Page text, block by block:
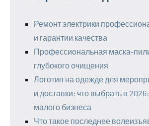
Ремонт электрики
и гарантии качества
Профессиональная маска-
глубокого очищения
Логотип на одежде для
и доставки: что выбрать в
малого бизнеса
Что такое последнее